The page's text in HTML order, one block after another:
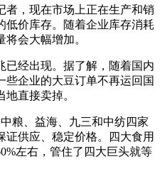
，现在市场上正在生产和销
低价库存。随着企业库存消耗
会大幅增加。
经出现。据了解，随着国内
些企业的大豆订单不再运回国
直接卖掉。
、益海、九三和中纺四家
供应、稳定价格。四大食用
左右，管住了四大巨头就等